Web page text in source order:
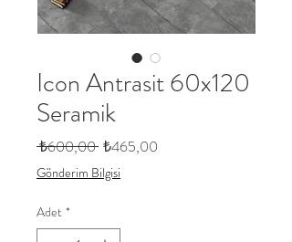
Icon Antrasit 60x120
Seramik
₺600,00 Normal
Fiyat
₺465,00
Gönderim Bilgisi
Adet *